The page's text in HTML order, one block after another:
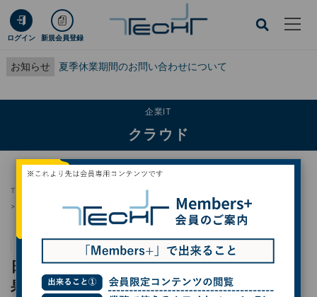
ログイン 新規会員登録
お知らせ 夏季休業期間のお問い合わせについて
企業IT
クラウド
TECH+
日本ガスケットが年間約4,000時間の時短効果を試算! ペーパーレス化で購買業
務の効率向上と内部統制の強化を実現
PR 提供：日立ソリューションズ西日本
日本ガスケットが年間約4,000時間の時短効
果を試算! ペーパーレス化で購買業務の効率向